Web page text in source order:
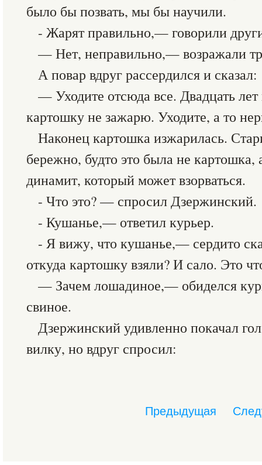
было бы позвать, мы бы научили.
- Жарят правильно,— говорили
— Нет, неправильно,— возражали
А повар вдруг рассердился и сказал:
— Уходите отсюда все. Двадцать
картошку не зажарю. Уходите, а то
Наконец картошка изжарилась.
бережно, будто это была не картошка,
динамит, который может взорваться.
- Что это? — спросил Дзержинский.
- Кушанье,— ответил курьер.
- Я вижу, что кушанье,— сердито
откуда картошку взяли? И сало. Это
— Зачем лошадиное,— обиделся
свиное.
Дзержинский удивленно покачал
вилку, но вдруг спросил:
Предыдущая